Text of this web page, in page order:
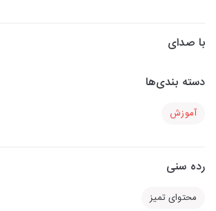
با صدای
دسته بندی‌ها
آموزش
رده سنی
محتوای تمیز